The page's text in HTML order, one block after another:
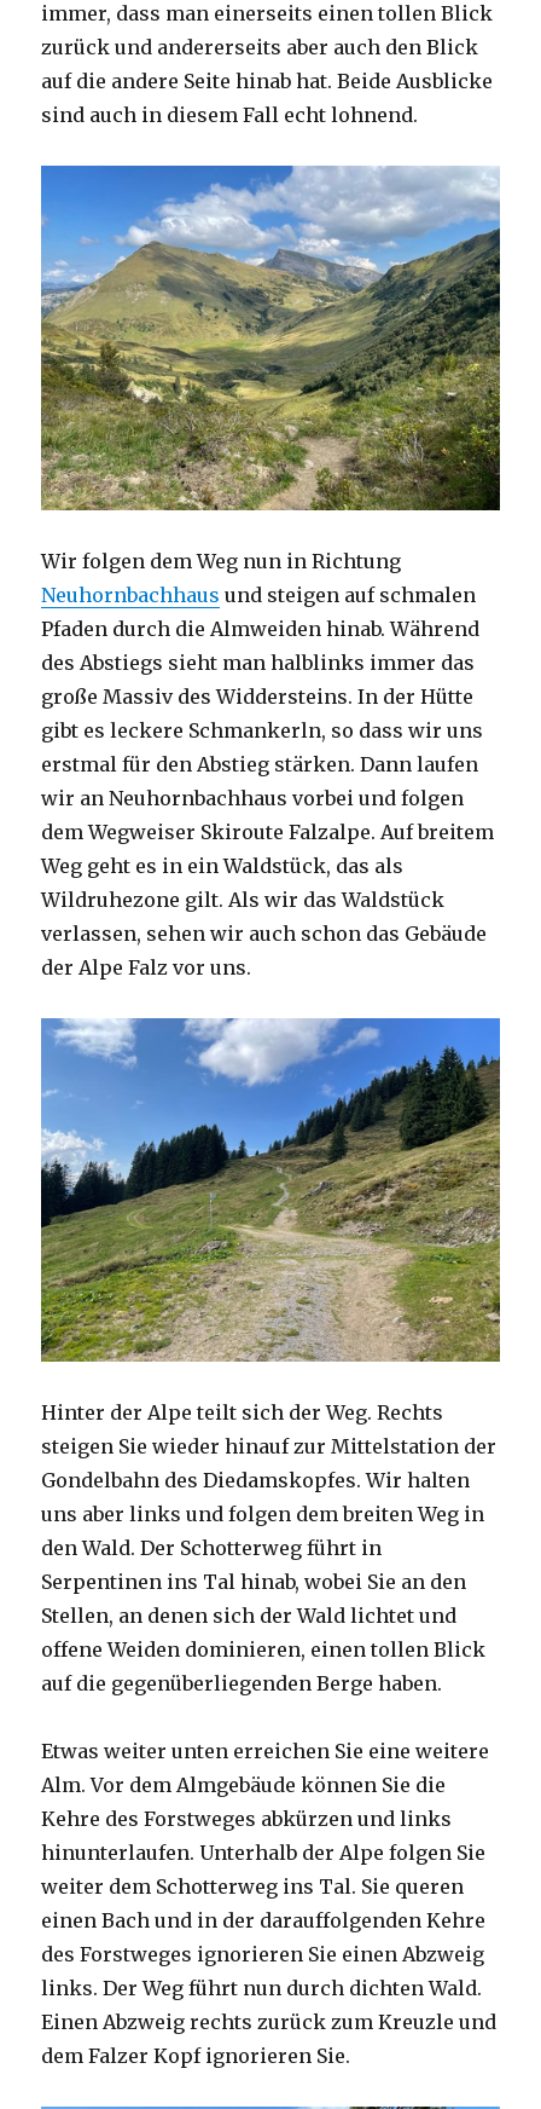
immer, dass man einerseits einen tollen Blick
zurück und andererseits aber auch den Blick
auf die andere Seite hinab hat. Beide Ausblicke
sind auch in diesem Fall echt lohnend.
Wir folgen dem Weg nun in Richtung
Neuhornbachhaus und steigen auf schmalen
Pfaden durch die Almweiden hinab. Während
des Abstiegs sieht man halblinks immer das
große Massiv des Widdersteins. In der Hütte
gibt es leckere Schmankerln, so dass wir uns
erstmal für den Abstieg stärken. Dann laufen
wir an Neuhornbachhaus vorbei und folgen
dem Wegweiser Skiroute Falzalpe. Auf breitem
Weg geht es in ein Waldstück, das als
Wildruhezone gilt. Als wir das Waldstück
verlassen, sehen wir auch schon das Gebäude
der Alpe Falz vor uns.
Hinter der Alpe teilt sich der Weg. Rechts
steigen Sie wieder hinauf zur Mittelstation der
Gondelbahn des Diedamskopfes. Wir halten
uns aber links und folgen dem breiten Weg in
den Wald. Der Schotterweg führt in
Serpentinen ins Tal hinab, wobei Sie an den
Stellen, an denen sich der Wald lichtet und
offene Weiden dominieren, einen tollen Blick
auf die gegenüberliegenden Berge haben.
Etwas weiter unten erreichen Sie eine weitere
Alm. Vor dem Almgebäude können Sie die
Kehre des Forstweges abkürzen und links
hinunterlaufen. Unterhalb der Alpe folgen Sie
weiter dem Schotterweg ins Tal. Sie queren
einen Bach und in der darauffolgenden Kehre
des Forstweges ignorieren Sie einen Abzweig
links. Der Weg führt nun durch dichten Wald.
Einen Abzweig rechts zurück zum Kreuzle und
dem Falzer Kopf ignorieren Sie.